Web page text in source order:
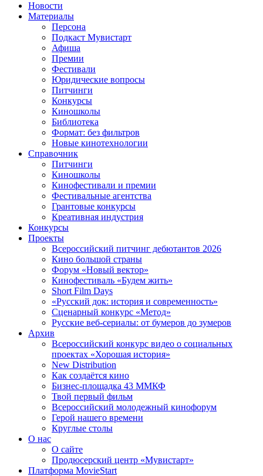
Новости
Материалы
Персона
Подкаст Мувистарт
Афиша
Премии
Фестивали
Юридические вопросы
Питчинги
Конкурсы
Киношколы
Библиотека
Формат: без фильтров
Новые кинотехнологии
Справочник
Питчинги
Киношколы
Кинофестивали и премии
Фестивальные агентства
Грантовые конкурсы
Креативная индустрия
Конкурсы
Проекты
Всероссийский питчинг дебютантов 2026
Кино большой страны
Форум «Новый вектор»
Кинофестиваль «Будем жить»
Short Film Days
«Русский док: история и современность»
Сценарный конкурс «Метод»
Русские веб-сериалы: от бумеров до зумеров
Архив
Всероссийский конкурс видео о социальных
проектах «Хорошая история»
New Distribution
Как создаётся кино
Бизнес-площадка 43 ММКФ
Твой первый фильм
Всероссийский молодежный кинофорум
Герой нашего времени
Круглые столы
О нас
О сайте
Продюсерский центр «Мувистарт»
Платформа MovieStart